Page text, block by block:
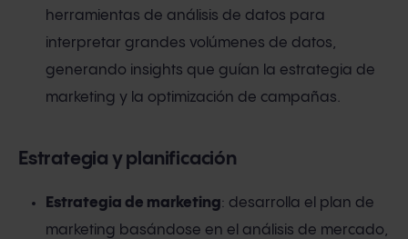
herramientas de análisis de datos para
interpretar grandes volúmenes de datos,
generando insights que guían la estrategia de
marketing y la optimización de campañas.
Estrategia y planificación
Estrategia de marketing: desarrolla el plan de
marketing basándose en el análisis de mercado,